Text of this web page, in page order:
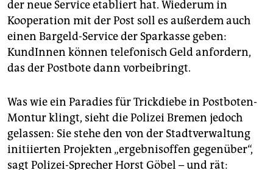
der neue Service etabliert hat. Wiederum in
Kooperation mit der Post soll es außerdem auch
einen Bargeld-Service der Sparkasse geben:
KundInnen können telefonisch Geld anfordern,
das der Postbote dann vorbeibringt.
Was wie ein Paradies für Trickdiebe in Postboten-
Montur klingt, sieht die Polizei Bremen jedoch
gelassen: Sie stehe den von der Stadtverwaltung
initiierten Projekten „ergebnisoffen gegenüber“,
sagt Polizei-Sprecher Horst Göbel – und rät: